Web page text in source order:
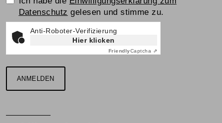
Datenschutz gelesen und stimme zu.
Anti-Roboter-Verifizierung
Hier klicken
FriendlyCaptcha ⇗
ANMELDEN